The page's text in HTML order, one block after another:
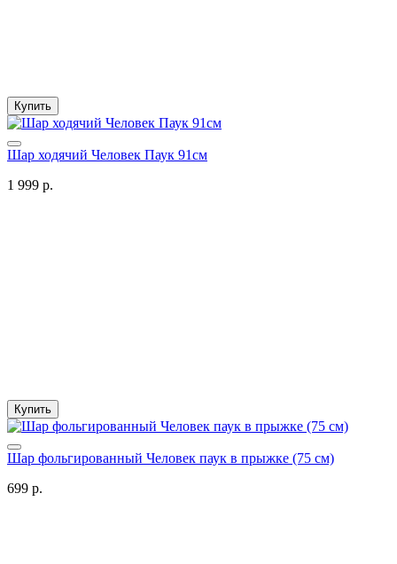
Купить
Шар ходячий Человек Паук 91см
1 999 р.
Купить
Шар фольгированный Человек паук в прыжке (75 см)
699 р.